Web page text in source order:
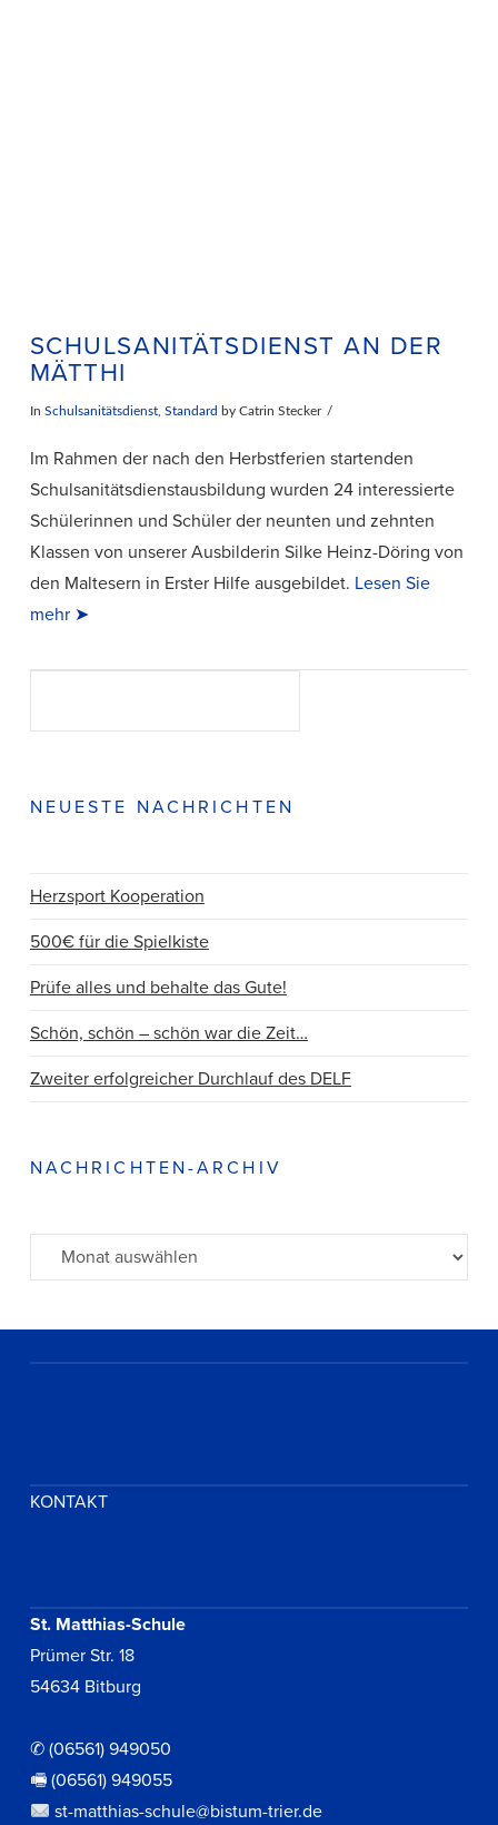
SCHULSANITÄTSDIENST AN DER
MÄTTHI
In Schulsanitätsdienst, Standard by Catrin Stecker
Im Rahmen der nach den Herbstferien startenden
Schulsanitätsdienstausbildung wurden 24 interessierte
Schülerinnen und Schüler der neunten und zehnten
Klassen von unserer Ausbilderin Silke Heinz-Döring von
den Maltesern in Erster Hilfe ausgebildet. Lesen Sie
mehr ➤
NEUESTE NACHRICHTEN
Herzsport Kooperation
500€ für die Spielkiste
Prüfe alles und behalte das Gute!
Schön, schön – schön war die Zeit…
Zweiter erfolgreicher Durchlauf des DELF
NACHRICHTEN-ARCHIV
Archiv
KONTAKT
St. Matthias-Schule
Prümer Str. 18
54634 Bitburg
✆ (06561) 949050
🖷 (06561) 949055
st-matthias-schule@bistum-trier.de